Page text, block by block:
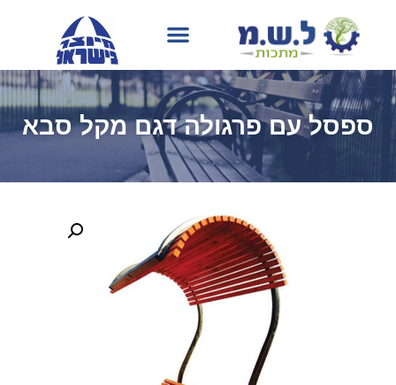
ספסל עם פרגולה דגם מקל סבא